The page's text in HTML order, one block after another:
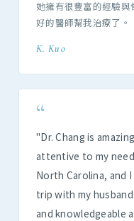
她擁有很豐富的經驗
好的醫師幫我治療了。
K. Kuo
“
"Dr. Chang is
attentive to my
North Carolina, and
trip with my
and knowledgeable